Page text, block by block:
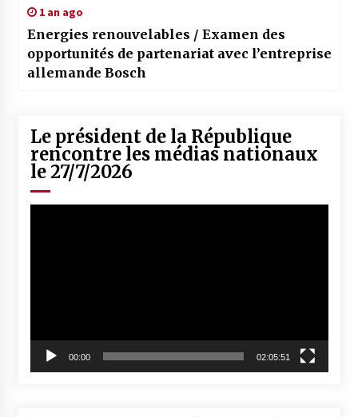
1 an ago
Energies renouvelables / Examen des
opportunités de partenariat avec l’entreprise
allemande Bosch
Le président de la République
rencontre les médias nationaux
le 27/7/2026
00:00 02:05:51